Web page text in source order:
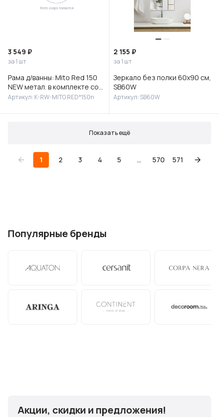
3 549 ₽
за 1 шт
Рама д/ванны: Mito Red 150
NEW метал. в комплекте со
сборочным пакетом, Сорт1
Артикул: K-RW-MITO RED*150n
2 155 ₽
за 1 шт
Зеркало без полки 60х90 см,
SB60W
Артикул: SB60W
Показать ещё
1 2 3 4 5 ... 570 571
Популярные бренды
Акции, скидки и предложения!